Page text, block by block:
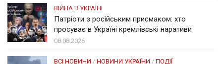
ВІЙНА В УКРАЇНІ
Патріоти з російським присмаком: хто
просуває в Україні кремлівські наративи
08.08.2026
ВСІ НОВИНИ / НОВИНИ УКРАЇНИ / ПОДІЇ